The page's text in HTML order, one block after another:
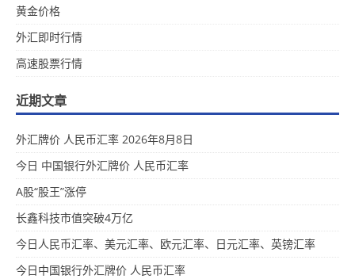
黄金价格
外汇即时行情
高速股票行情
近期文章
外汇牌价 人民币汇率 2026年8月8日
今日 中国银行外汇牌价 人民币汇率
A股“股王”涨停
长鑫科技市值突破4万亿
今日人民币汇率、美元汇率、欧元汇率、日元汇率、英镑汇率
今日中国银行外汇牌价 人民币汇率